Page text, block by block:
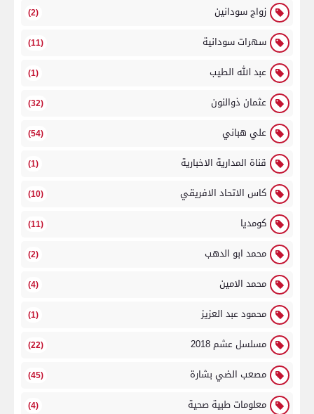
زواج سودانين (2)
سهرات سودانية (11)
عبد الله الطيب (1)
عثمان ذوالنون (32)
علي هباني (54)
قناة المدارية الاخبارية (1)
كاس الاتحاد الافريقي (10)
كومديا (11)
محمد ابو الدهب (2)
محمد الامين (4)
محمود عبد العزيز (1)
مسلسل عشم 2018 (22)
مصعب الضي بشارة (45)
معلومات طبية صحية (4)